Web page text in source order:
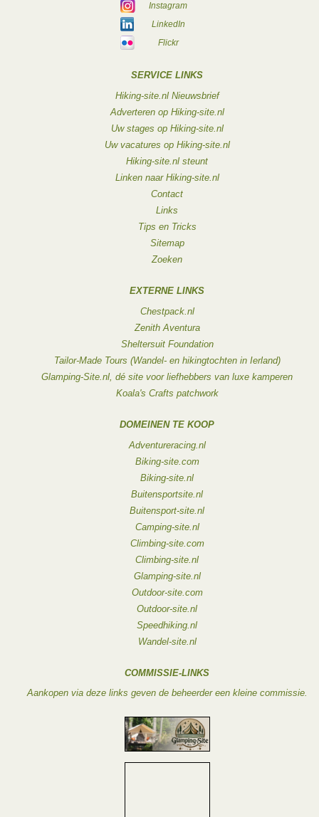
Instagram
LinkedIn
Flickr
SERVICE LINKS
Hiking-site.nl Nieuwsbrief
Adverteren op Hiking-site.nl
Uw stages op Hiking-site.nl
Uw vacatures op Hiking-site.nl
Hiking-site.nl steunt
Linken naar Hiking-site.nl
Contact
Links
Tips en Tricks
Sitemap
Zoeken
EXTERNE LINKS
Chestpack.nl
Zenith Aventura
Sheltersuit Foundation
Tailor-Made Tours (Wandel- en hikingtochten in Ierland)
Glamping-Site.nl, dé site voor liefhebbers van luxe kamperen
Koala's Crafts patchwork
DOMEINEN TE KOOP
Adventureracing.nl
Biking-site.com
Biking-site.nl
Buitensportsite.nl
Buitensport-site.nl
Camping-site.nl
Climbing-site.com
Climbing-site.nl
Glamping-site.nl
Outdoor-site.com
Outdoor-site.nl
Speedhiking.nl
Wandel-site.nl
COMMISSIE-LINKS
Aankopen via deze links geven de beheerder een kleine commissie.